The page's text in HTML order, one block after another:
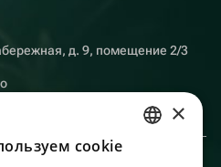
д. 9, помещение 2/3
×
сookie